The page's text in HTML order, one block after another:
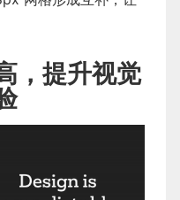
，提升视觉